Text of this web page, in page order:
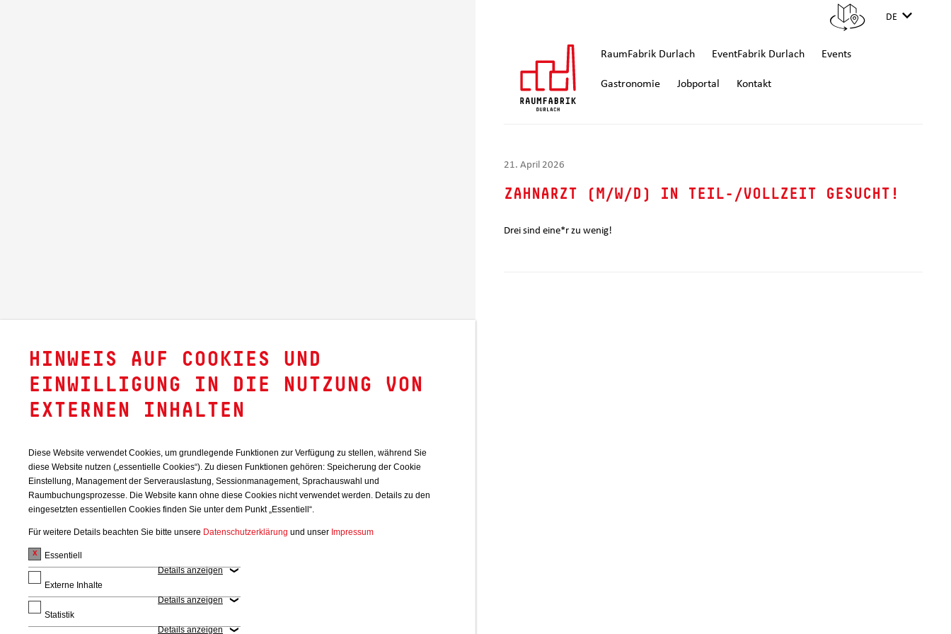
RaumFabrik Durlach EventFabrik Durlach Events
Gastronomie Jobportal Kontakt
DE
21. April 2026
ZAHNARZT (M/W/D) IN TEIL-/VOLLZEIT GESUCHT!
Drei sind eine*r zu wenig!
HINWEIS AUF COOKIES UND
EINWILLIGUNG IN DIE NUTZUNG VON
EXTERNEN INHALTEN
Diese Website verwendet Cookies, um grundlegende Funktionen zur Verfügung zu stellen, während Sie
diese Website nutzen („essentielle Cookies“). Zu diesen Funktionen gehören: Speicherung der Cookie
Einstellung, Management der Serverauslastung, Sessionmanagement, Sprachauswahl und
Raumbuchungsprozesse. Die Website kann ohne diese Cookies nicht verwendet werden. Details zu den
eingesetzten essentiellen Cookies finden Sie unter dem Punkt „Essentiell“.
Für weitere Details beachten Sie bitte unsere Datenschutzerklärung und unser Impressum
Essentiell
Details anzeigen
Externe Inhalte
Details anzeigen
Statistik
Details anzeigen